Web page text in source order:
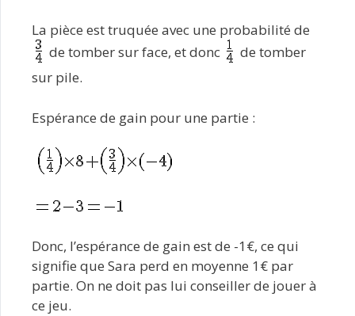
La pièce est truquée avec une probabilité de
de tomber sur face, et donc
de tomber
sur pile.
Espérance de gain pour une partie :
Donc, l’espérance de gain est de -1€, ce qui
signifie que Sara perd en moyenne 1€ par
partie. On ne doit pas lui conseiller de jouer à
ce jeu.